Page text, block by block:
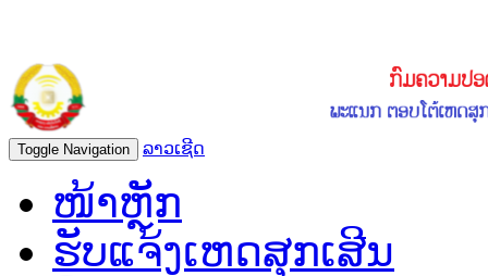
Toggle Navigation ລາວເຊີດ
ໜ້າຫຼັກ
ຮັບແຈ້ງເຫດສຸກເສີນ